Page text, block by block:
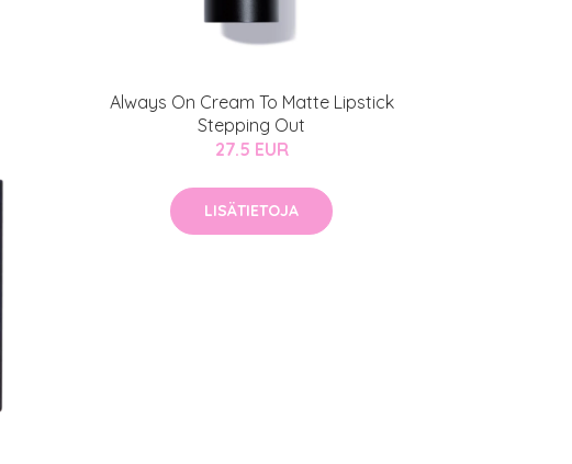
Always On Cream To Matte Lipstick
Stepping Out
27.5 EUR
LISÄTIETOJA